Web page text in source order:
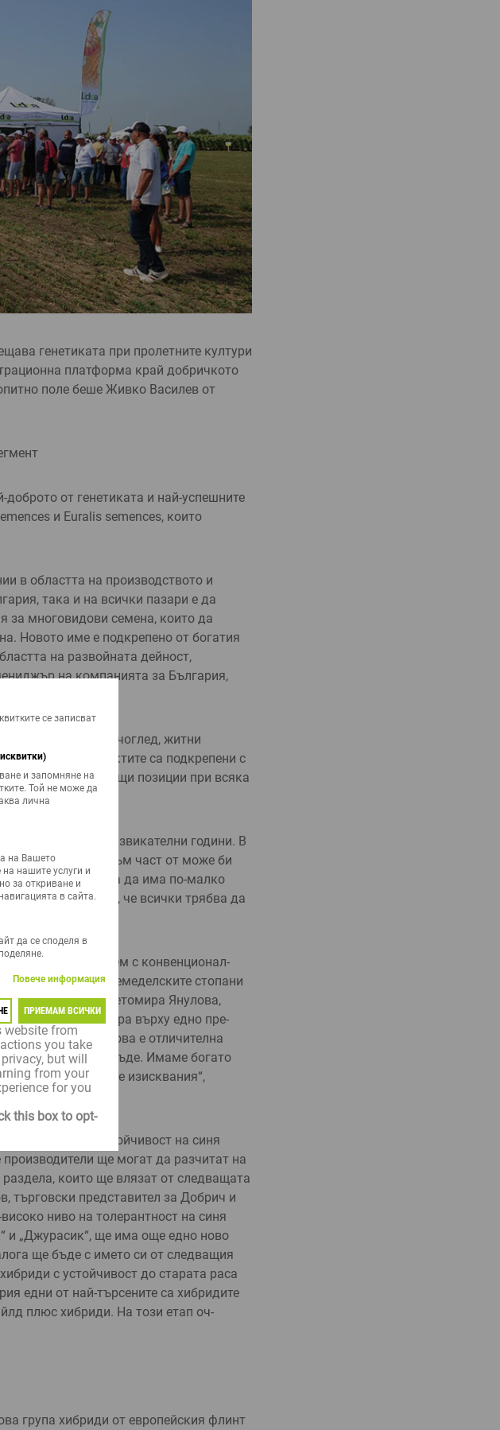
генетика­та при пролетните култури
платфор­ма край добричкото
поле беше Живко Ва­силев от
от гене­тиката и най-успешните
и Euralis semences, които
в областта на произ­водството и
така и на всички пазари е да
за многовидови семена, които да
Новото име е под­крепено от богатия
на развойната дейност,
на компания­та за България,
царевица, слънчо­глед, житни
култури. Продуктите са подкрепени с
е да заеме водещи позиции при всяка
идващите пред­извикателни години. В
„Радвам се, че съм част от може би
2030 г. трябва да има по-малко
и това означава, че всички трябва да
– като за­почнем с конвенционал­
Освен това зе­меделските стопани
обобщи Цветоми­ра Янулова,
Тя акцентира върху едно пре­
на синя китка. „Това е отличителна
проблем навсякъде. Имаме богато
на неговите из­исквания“,
хибриди с устой­чивост на синя
ще могат да раз­читат на
които ще влязат от следващата
търговски представител за Добрич и
ниво на толерантност на синя
и „Джурасик“, ще има още едно ново
ще бъде с името си от след­ващия
с устой­чивост до старата раса
едни от най-търсените са хибридите
плюс хибриди. На този етап оч­
група хибриди от европейския флинт
се записват
и запомняне на
Той не може да
лична
на Вашето
нашите услуги и
за откриване и
в сайта.
да се споделя в
Повече информация
ПРИЕМАМ ВСИЧКИ
website from
you take
but will
from your
for you
this box to opt-